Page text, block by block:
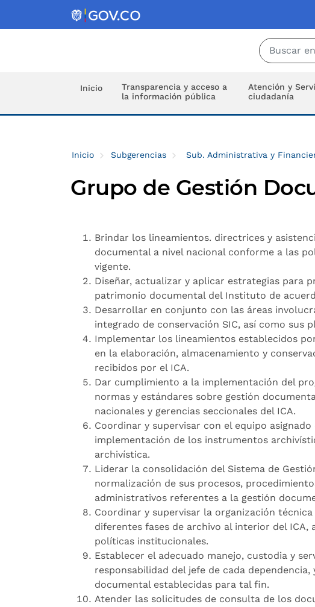
Inicio
Transparencia y acceso a
la información pública
Atención y
ciudadanía
Inicio Subgerencias Sub. Administrativa y
Grupo de Gestión
Brindar los lineamientos. directrices y
documental a nivel nacional conforme a las
vigente.
Diseñar, actualizar y aplicar estrategias para
patrimonio documental del Instituto de
Desarrollar en conjunto con las áreas
integrado de conservación SIC, así como sus
Implementar los lineamientos establecidos
en la elaboración, almacenamiento y
recibidos por el ICA.
Dar cumplimiento a la implementación del
normas y estándares sobre gestión
nacionales y gerencias seccionales del ICA.
Coordinar y supervisar con el equipo
implementación de los instrumentos
archivística.
Liderar la consolidación del Sistema de
normalización de sus procesos,
administrativos referentes a la gestión
Coordinar y supervisar la organización
diferentes fases de archivo al interior del
políticas institucionales.
Establecer el adecuado manejo, custodia y
responsabilidad del jefe de cada
documental establecidas para tal fin.
Atender las solicitudes de consulta de los